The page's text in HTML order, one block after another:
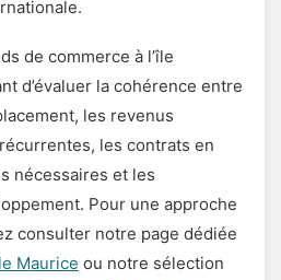
de commerce à l’île
d’évaluer la cohérence entre
les revenus
les contrats en
nécessaires et les
Pour une approche
consulter notre page dédiée
Maurice ou notre sélection